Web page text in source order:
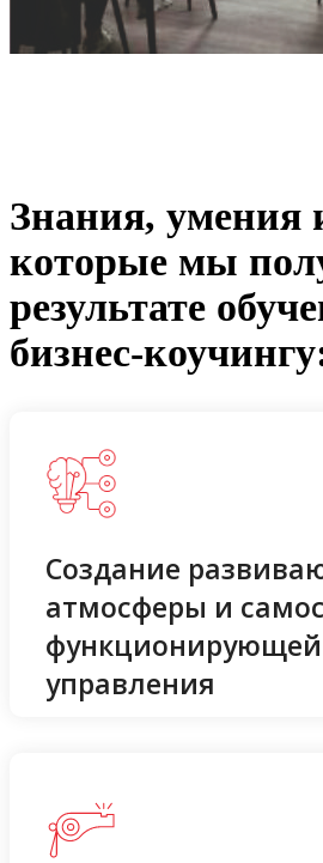
Знания, умения
которые мы
результате
бизнес-
Создание
атмосферы и
управления